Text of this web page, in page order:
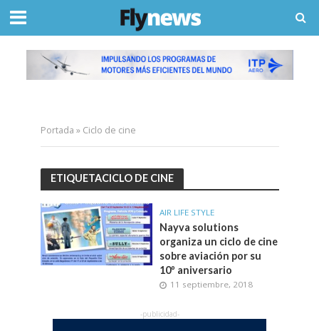
Portada » Ciclo de cine
ETIQUETACICLO DE CINE
AIR LIFE STYLE
Nayva solutions
organiza un ciclo de cine
sobre aviación por su
10º aniversario
11 septiembre, 2018